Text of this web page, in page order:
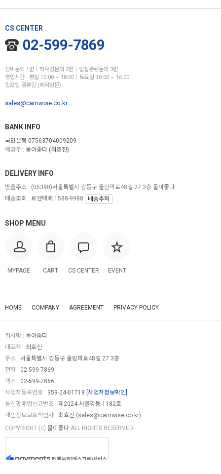
CS CENTER
02-599-7869
장비문의 1번│하우징문의 2번│입찰관련문의 3번
영업시간 : 평일 10:00 ~ 18:00│토요일 10:00 ~ 16:00
일요일 공휴일 (예약방문)
sales@camwise.co.kr
BANK INFO
국민은행 07563704009209
예금주 : 물이좋다 (최호진)
SHOP MENU
MYPAGE CART CS CENTER EVENT
DELIVERY INFO
반품주소 : (05398)서울특별시 강동구 올림픽로48길 27 3층 물이좋다
배송조회 : 로젠택배 1588-9988
배송추적
HOME COMPANY AGREEMENT PRIVACY POLICY
회사명 : 물이좋다
대표자 : 최호진
주소 : 서울특별시 강동구 올림픽로48길 27 3층
전화 : 02-599-7869
팩스 : 02-599-7866
사업자등록번호 : 359-24-01718 [사업자정보확인]
통신판매업신고번호 : 제2024-서울강동-1182호
개인정보보호책임자 : 최호진 (sales@camwise.co.kr)
COPYRIGHT (c) 물이좋다 ALL RIGHTS RESERVED.